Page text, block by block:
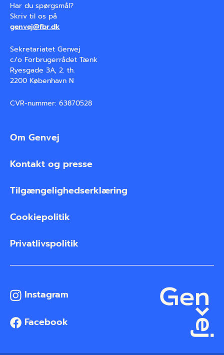
Har du spørgsmål?
Skriv til os på
genvej@fbr.dk
Sekretariatet Genvej
c/o Forbrugerrådet Tænk
Ryesgade 3A, 2. th.
2200 København N
CVR-nummer: 63870528
Om Genvej
Kontakt og presse
Tilgængelighedserklæring
Cookiepolitik
Privatlivspolitik
Instagram
Facebook